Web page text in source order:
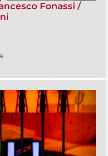
Fonassi /